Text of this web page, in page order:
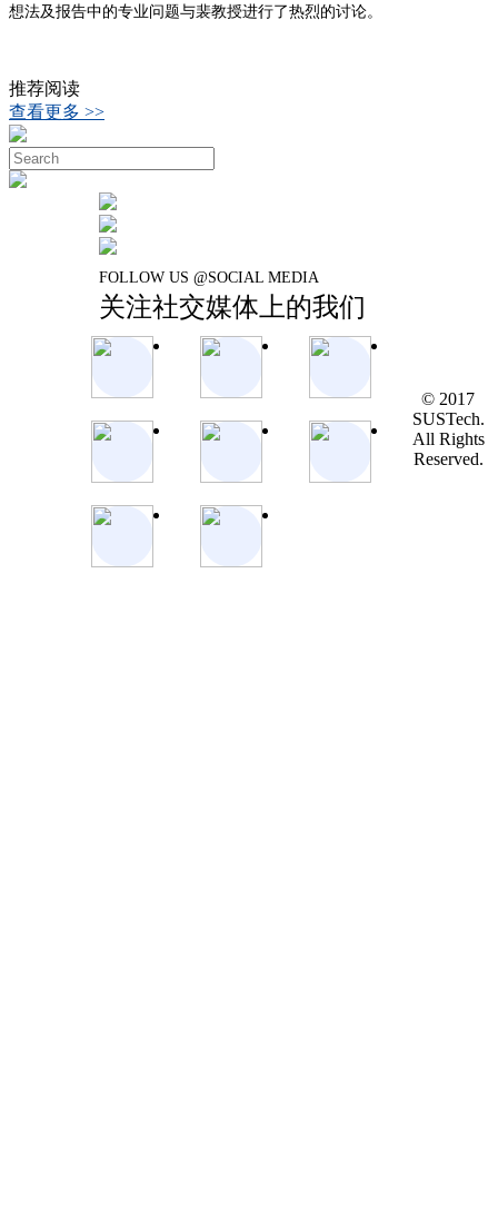
想法及报告中的专业问题与裴教授进行了热烈的讨论。
推荐阅读
查看更多 >>
FOLLOW US @SOCIAL MEDIA
关注社交媒体上的我们
© 2017
SUSTech.
All Rights
Reserved.